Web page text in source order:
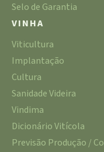
Selo de Garantia
VINHA
Viticultura
Implantação
Cultura
Sanidade Videira
Vindima
Dicionário Vitícola
Previsão Produção /